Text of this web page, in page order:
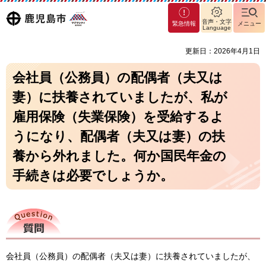
鹿児島
マグ
マシ
緊急情報
音声・文字
Language
メニュー
更新日：2026年4月1日
会社員（公務員）の配偶者（夫又は
妻）に扶養されていましたが、私が
雇用保険（失業保険）を受給するよ
うになり、配偶者（夫又は妻）の扶
養から外れました。何か国民年金の
手続きは必要でしょうか。
質問
会社員（公務員）の配偶者（夫又は妻）に扶養されていましたが、